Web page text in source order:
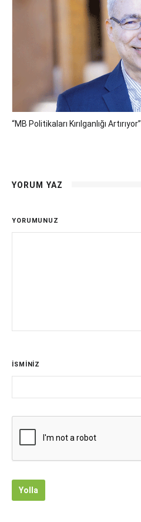
“MB Politikaları Kırılganlığı Artırıyor”
YORUM YAZ
YORUMUNUZ
İSMİNİZ
Yolla